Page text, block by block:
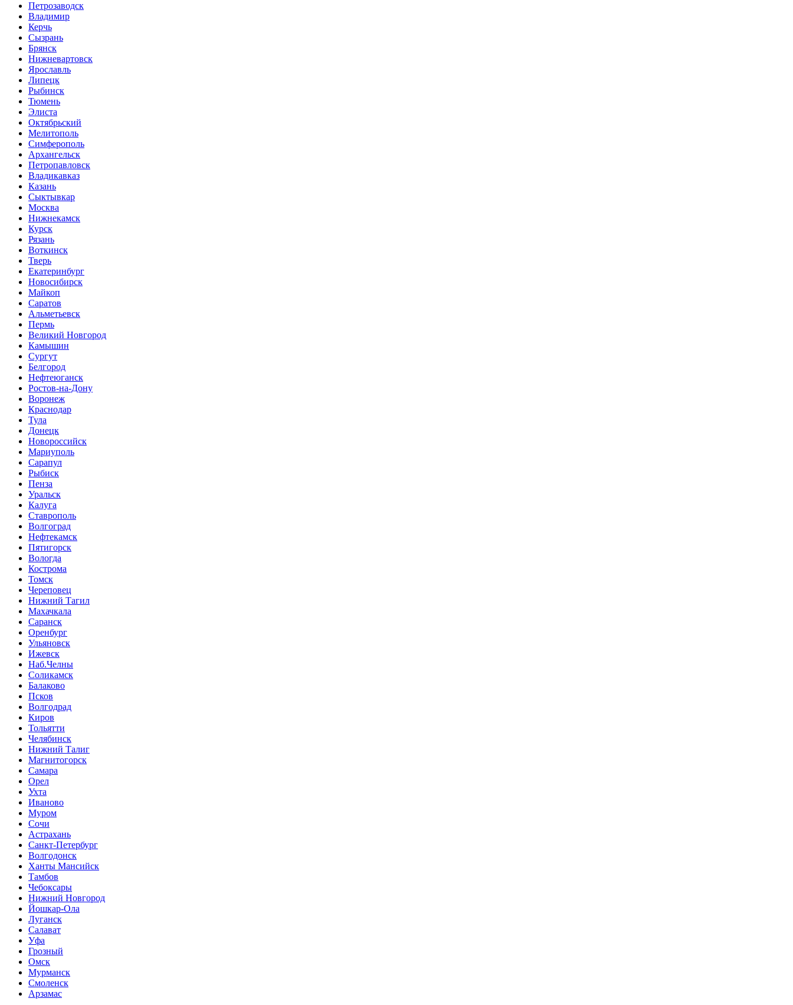
Петрозаводск
Владимир
Керчь
Сызрань
Брянск
Нижневартовск
Ярославль
Липецк
Рыбинск
Тюмень
Элиста
Октябрьский
Мелитополь
Симферополь
Архангельск
Петропавловск
Владикавказ
Казань
Сыктывкар
Москва
Нижнекамск
Курск
Рязань
Воткинск
Тверь
Екатеринбург
Новосибирск
Майкоп
Саратов
Альметьевск
Пермь
Великий Новгород
Камышин
Сургут
Белгород
Нефтеюганск
Ростов-на-Дону
Воронеж
Краснодар
Тула
Донецк
Новороссийск
Мариуполь
Сарапул
Рыбиск
Пенза
Уральск
Калуга
Ставрополь
Волгоград
Нефтекамск
Пятигорск
Вологда
Кострома
Томск
Череповец
Нижний Тагил
Махачкала
Саранск
Оренбург
Ульяновск
Ижевск
Наб.Челны
Соликамск
Балаково
Псков
Волгодрад
Киров
Тольятти
Челябинск
Нижний Талиг
Магнитогорск
Самара
Орел
Ухта
Иваново
Муром
Сочи
Астрахань
Санкт-Петербург
Волгодонск
Ханты Мансийск
Тамбов
Чебоксары
Нижний Новгород
Йошкар-Ола
Луганск
Салават
Уфа
Грозный
Омск
Мурманск
Смоленск
Арзамас